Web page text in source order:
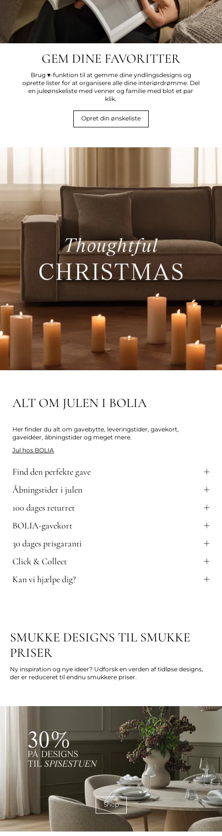
GEM DINE FAVORITTER
Brug ♥-funktion til at gemme dine yndlingsdesigns og
oprette lister for at organisere alle dine interiørdrømme. Del
en juleønskeliste med venner og familie med blot et par
klik.
Opret din ønskeliste
ALT OM JULEN I BOLIA
Her finder du alt om gavebytte, leveringstider, gavekort,
gaveidéer, åbningstider og meget mere.
Jul hos BOLIA
Find den perfekte gave
Åbningstider i julen
100 dages returret
BOLIA-gavekort
30 dages prisgaranti
Click & Collect
Kan vi hjælpe dig?
SMUKKE DESIGNS TIL SMUKKE
PRISER
Ny inspiration og nye ideer? Udforsk en verden af tidløse designs,
der er reduceret til endnu smukkere priser.
Shop